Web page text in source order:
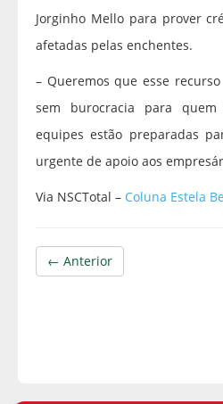
Jorginho Mello para prover
afetadas pelas enchentes.
– Queremos que esse
sem burocracia para quem
equipes estão preparadas
urgente de apoio aos
Via NSCTotal – Coluna Estela
← Anterior